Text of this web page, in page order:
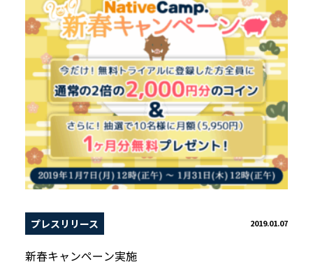
プレスリリース 2019.01.07
新春キャンペーン実施